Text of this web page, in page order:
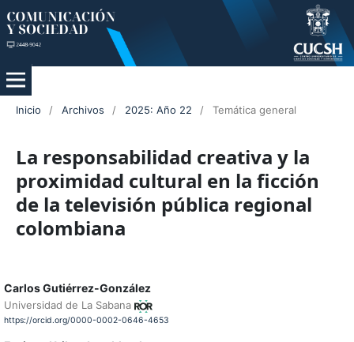
Inicio / Archivos / 2025: Año 22 / Temática general
La responsabilidad creativa y la
proximidad cultural en la ficción
de la televisión pública regional
colombiana
Carlos Gutiérrez-González
Universidad de La Sabana
https://orcid.org/0000-0002-0646-4653